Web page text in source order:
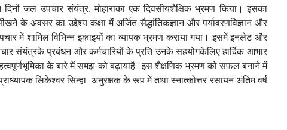
दिनों जल उपचार संयंत्र,मोहाराका एक दिवसीयशैक्षिक भ्रमण किया। इसका
के अवसर का उद्देश्य कक्षा में अर्जित सैद्धांतिकज्ञान और पर्यावरणविज्ञान और
में शामिल विभिन्न इकाइयों का व्यापक भ्रमण कराया गया। इसमें इनलेट और
संयंत्रके प्रबंधन और कर्मचारियों के प्रति उनके सहयोगकेलिए हार्दिक आभार
भूमिका के बारे में समझ को बढ़ायाहै।इस शैक्षणिक भ्रमण को सफल बनाने में
लिकेश्वर सिन्हा अनुरक्षक के रूप में तथा स्नात्कोत्तर रसायन अंतिम वर्ष